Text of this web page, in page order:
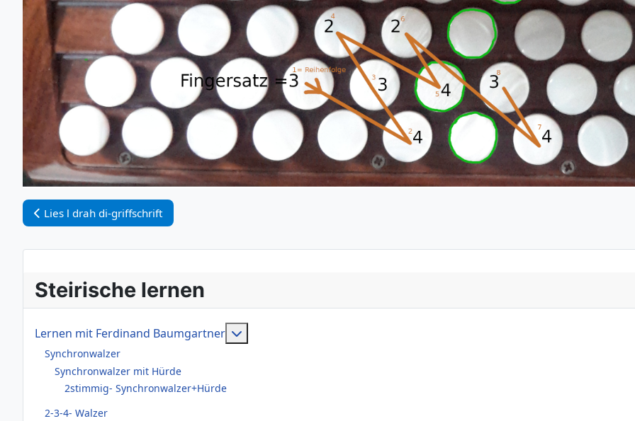
Vorheriger Beitrag: Lies l drah di-griffschrift
Lies l drah di-griffschrift
Steirische lernen
Lernen mit Ferdinand Baumgartner
Synchronwalzer
Synchronwalzer mit Hürde
2stimmig- Synchronwalzer+Hürde
2-3-4- Walzer